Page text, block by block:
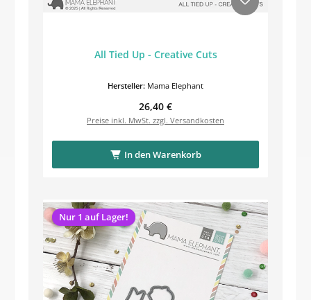
All Tied Up - Creative Cuts
Hersteller: Mama Elephant
Regulärer Preis:
26,40 €
Preise inkl. MwSt. zzgl. Versandkosten
In den Warenkorb
Nur 1 auf Lager!